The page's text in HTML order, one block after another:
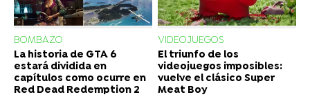
BOMBAZO
La historia de GTA 6
estará dividida en
capítulos como ocurre en
Red Dead Redemption 2
VIDEOJUEGOS
El triunfo de los
videojuegos imposibles:
vuelve el clásico Super
Meat Boy